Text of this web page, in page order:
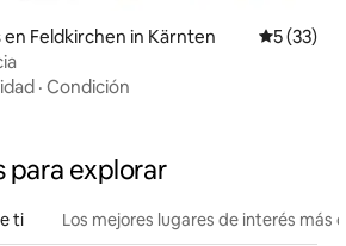
Feldkirchen in Kärnten
5 (33)
· Condición
para explorar
ti Los mejores lugares de interés más